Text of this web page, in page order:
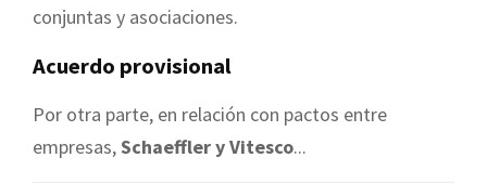
conjuntas y asociaciones.
Acuerdo provisional
Por otra parte, en relación con pactos entre
empresas,Schaeffler y Vitesco...